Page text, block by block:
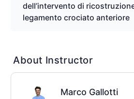
dell’intervento di
legamento crociato anteriore
About Instructor
Marco Gallotti